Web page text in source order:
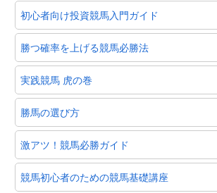
初心者向け投資競馬入門ガイド
勝つ確率を上げる競馬必勝法
実践競馬 虎の巻
勝馬の選び方
激アツ！競馬必勝ガイド
競馬初心者のための競馬基礎講座